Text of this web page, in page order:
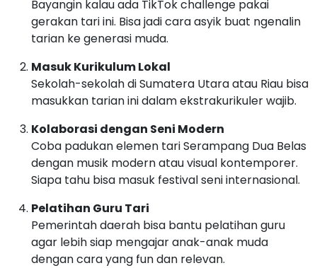
Bayangin kalau ada TikTok challenge pakai
gerakan tari ini. Bisa jadi cara asyik buat ngenalin
tarian ke generasi muda.
Masuk Kurikulum Lokal
Sekolah-sekolah di Sumatera Utara atau Riau bisa
masukkan tarian ini dalam ekstrakurikuler wajib.
Kolaborasi dengan Seni Modern
Coba padukan elemen tari Serampang Dua Belas
dengan musik modern atau visual kontemporer.
Siapa tahu bisa masuk festival seni internasional.
Pelatihan Guru Tari
Pemerintah daerah bisa bantu pelatihan guru
agar lebih siap mengajar anak-anak muda
dengan cara yang fun dan relevan.